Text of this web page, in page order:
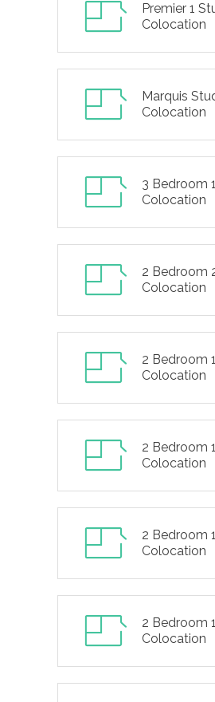
Premier 1
Colocation
Marquis
Colocation
3 Bedroom
Colocation
2 Bedroom
Colocation
2 Bedroom
Colocation
2 Bedroom
Colocation
2 Bedroom
Colocation
2 Bedroom
Colocation